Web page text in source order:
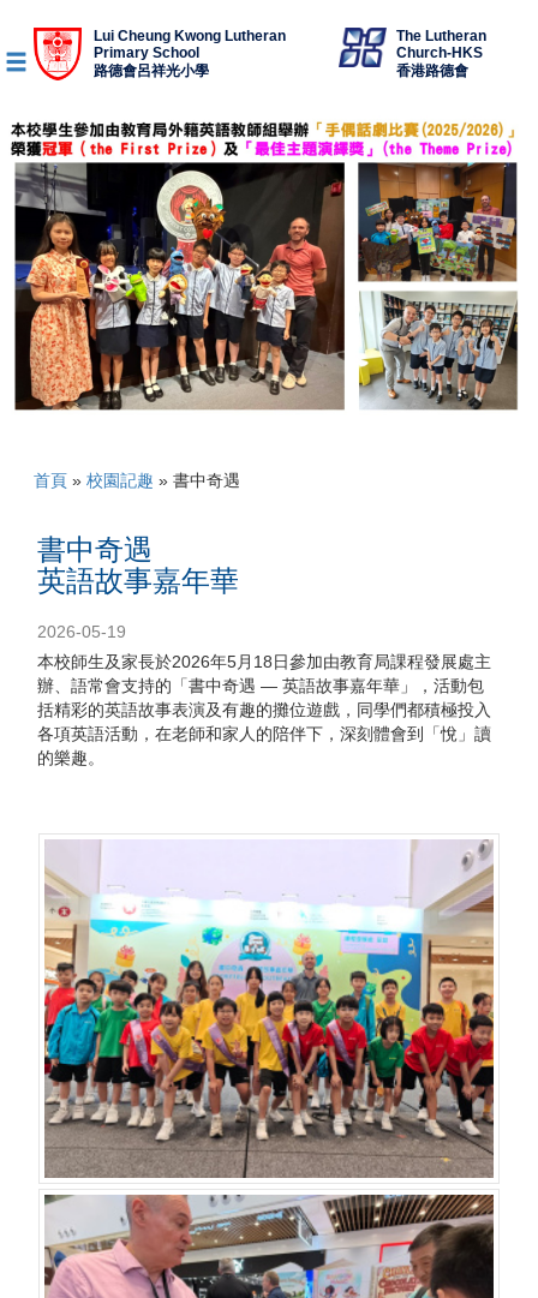
Lui Cheung Kwong Lutheran
Primary School
路德會呂祥光小學
The Lutheran
Church-HKS
香港路德會
首頁» 校園記趣 » 書中奇遇
書中奇遇
英語故事嘉年華
2026-05-19
本校師生及家長於2026年5月18日參加由教育局課程發展處主
辦、語常會支持的「書中奇遇 — 英語故事嘉年華」，活動包
括精彩的英語故事表演及有趣的攤位遊戲，同學們都積極投入
各項英語活動，在老師和家人的陪伴下，深刻體會到「悅」讀
的樂趣。